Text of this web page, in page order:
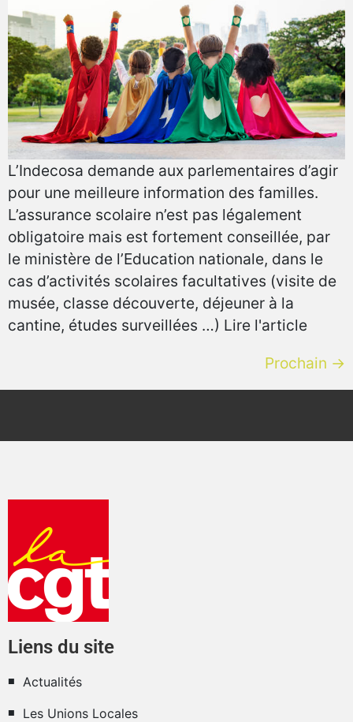
L’Indecosa demande aux parlementaires d’agir
pour une meilleure information des familles.
L’assurance scolaire n’est pas légalement
obligatoire mais est fortement conseillée, par
le ministère de l’Education nationale, dans le
cas d’activités scolaires facultatives (visite de
musée, classe découverte, déjeuner à la
cantine, études surveillées …) Lire l'article
Prochain →
Liens du site
Actualités
Les Unions Locales